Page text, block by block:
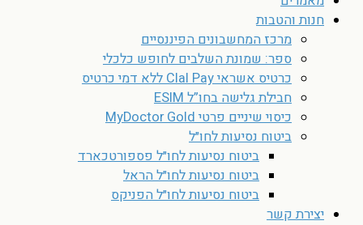
חנות והטבות
מרכז המחשבונים הפיננסיים
ספר: שמונת השלבים לחופש כלכלי
כרטיס אשראי Clal Pay ללא דמי כרטיס
חבילת גלישה בחו”ל ESIM
כיסוי שיניים פרטי MyDoctor Gold
ביטוח נסיעות לחו״ל
ביטוח נסיעות לחו״ל פספורטכארד
ביטוח נסיעות לחו״ל הראל
ביטוח נסיעות לחו״ל הפניקס
יצירת קשר